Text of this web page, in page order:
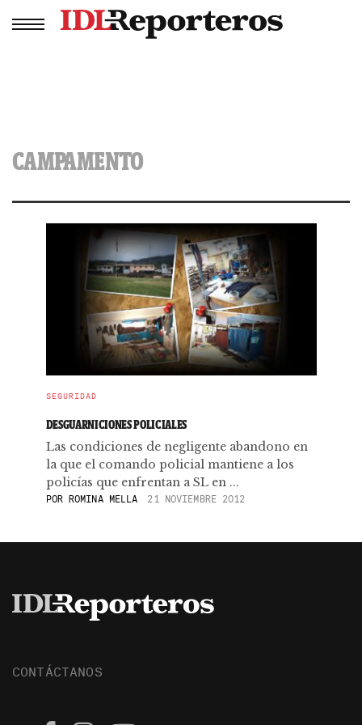
CAMPAMENTO
SEGURIDAD
DESGUARNICIONES POLICIALES
Las condiciones de negligente abandono en
la que el comando policial mantiene a los
policías que enfrentan a SL en ...
POR ROMINA MELLA 21 NOVIEMBRE 2012
CONTÁCTANOS